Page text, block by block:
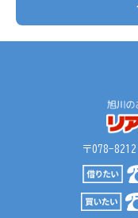
３．個人情報の利用目
4. お問合せやご質
5. お客様にとって
6. サービス内容の
４．個人情報の第三者
お問い合わせ内容
〒078-